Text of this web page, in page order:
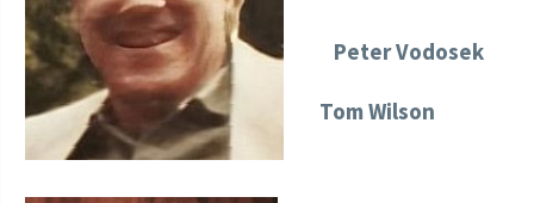
Peter Vodosek
Tom Wilson